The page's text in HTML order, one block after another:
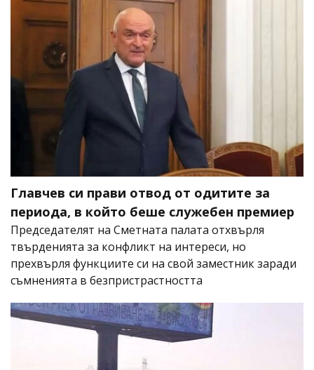
Главчев си прави отвод от одитите за
периода, в който беше служебен премиер
Председателят на Сметната палата отхвърля
твърденията за конфликт на интереси, но
прехвърля функциите си на свой заместник заради
съмненията в безпристрастността